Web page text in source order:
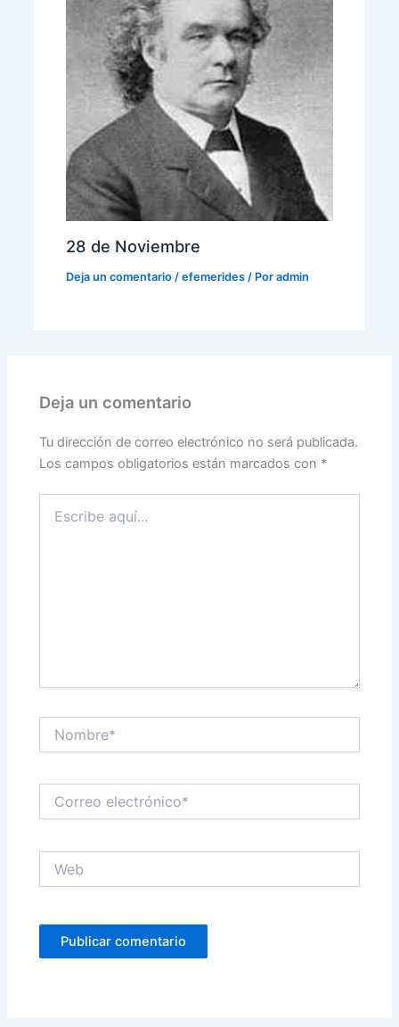
28 de Noviembre
Deja un comentario / efemerides / Por admin
Deja un comentario
Tu dirección de correo electrónico no será publicada.
Los campos obligatorios están marcados con *
aquí...
electrónico*